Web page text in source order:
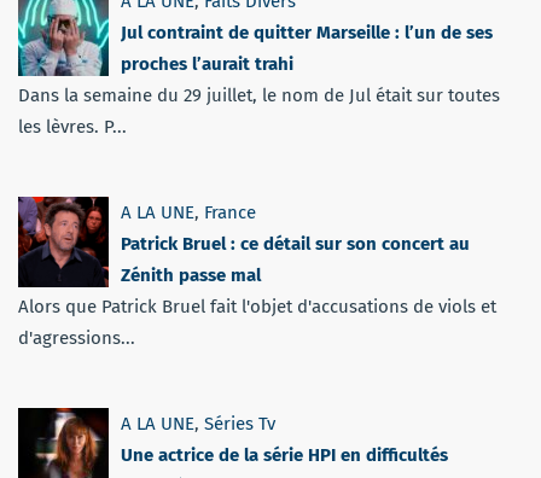
Jul contraint de quitter Marseille : l’un de ses
proches l’aurait trahi
Dans la semaine du 29 juillet, le nom de Jul était sur toutes
les lèvres. P...
A LA UNE, France
Patrick Bruel : ce détail sur son concert au
Zénith passe mal
Alors que Patrick Bruel fait l'objet d'accusations de viols et
d'agressions...
A LA UNE, Séries Tv
Une actrice de la série HPI en difficultés